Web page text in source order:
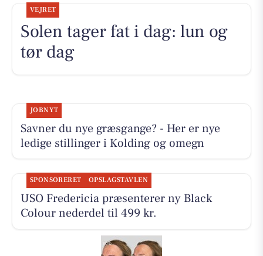
VEJRET
Solen tager fat i dag: lun og
tør dag
JOBNYT
Savner du nye græsgange? - Her er nye
ledige stillinger i Kolding og omegn
SPONSORERET OPSLAGSTAVLEN
USO Fredericia præsenterer ny Black
Colour nederdel til 499 kr.